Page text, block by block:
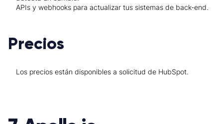
APIs y webhooks para actualizar tus sistemas de back-end.
Precios
Los precios están disponibles a solicitud de HubSpot.